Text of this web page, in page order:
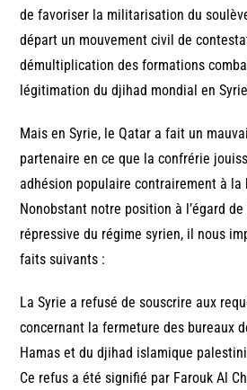
de favoriser la militarisation du
départ un mouvement civil de
démultiplication des formations
légitimation du djihad mondial en
Mais en Syrie, le Qatar a fait un
partenaire en ce que la confrérie
adhésion populaire contrairement à la
Nonobstant notre position à l’égard
répressive du régime syrien, il nous
faits suivants :
La Syrie a refusé de souscrire aux
concernant la fermeture des bureaux
Hamas et du djihad islamique
Ce refus a été signifié par Farouk Al